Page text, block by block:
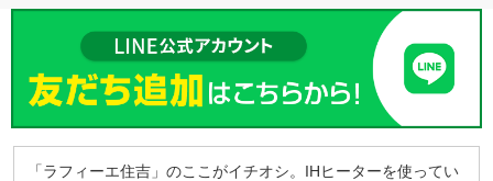
「ラフィーエ住吉」のここがイチオシ。IHヒーターを使ってい